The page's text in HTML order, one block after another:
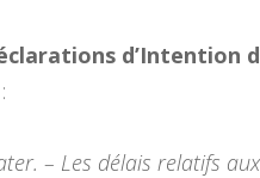
d’Intention
– Les délais relatifs